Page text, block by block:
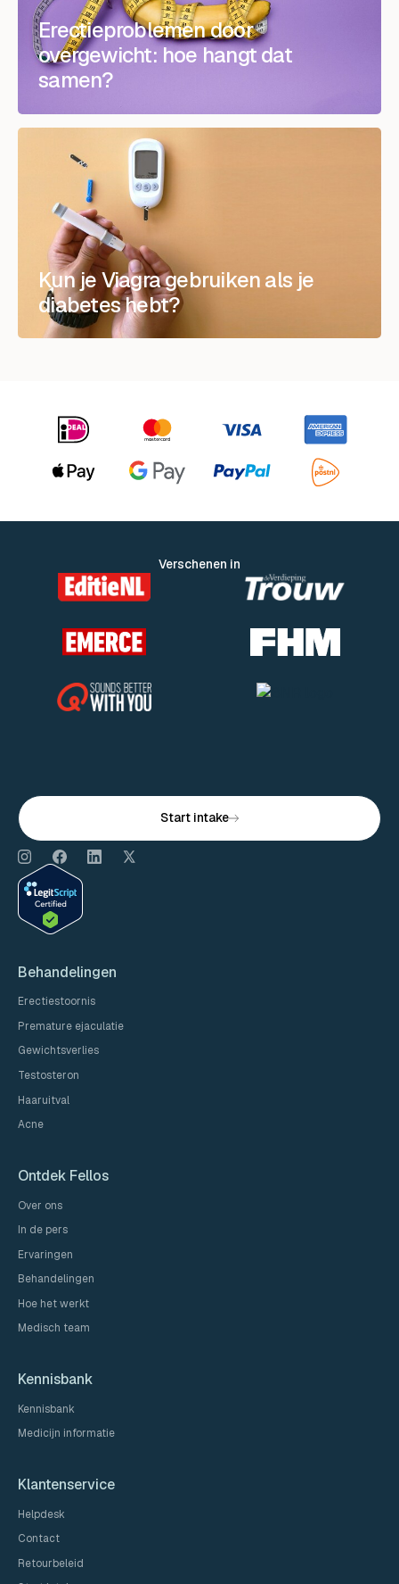
Erectieproblemen door
overgewicht: hoe hangt dat
samen?
Kun je Viagra gebruiken als je
diabetes hebt?
Verschenen in
Behandelingen
Erectiestoornis
Premature ejaculatie
Gewichtsverlies
Testosteron
Haaruitval
Acne
Ontdek Fellos
Over ons
In de pers
Ervaringen
Behandelingen
Hoe het werkt
Medisch team
Kennisbank
Kennisbank
Medicijn informatie
Klantenservice
Helpdesk
Contact
Retourbeleid
Start intake